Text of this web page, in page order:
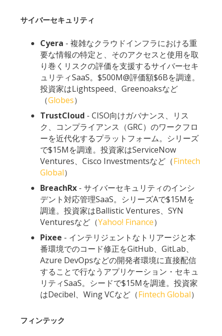
サイバーセキュリティ
Cyera - 複雑なクラウドインフラにおける重
要な情報の特定と、そのアクセスと使用を取
り巻くリスクの評価を支援するサイバーセキ
ュリティSaaS。$500M@評価額$6Bを調達。
投資家はLightspeed、Greenoaksなど
（Globes）
TrustCloud - CISO向けガバナンス、リス
ク、コンプライアンス（GRC）のワークフロ
ーを近代化するプラットフォーム。シリーズ
で$15Mを調達。投資家はServiceNow
Ventures、Cisco Investmentsなど（Fintech
Global）
BreachRx - サイバーセキュリティのインシ
デント対応管理SaaS。シリーズAで$15Mを
調達。投資家はBallistic Ventures、SYN
Venturesなど（Yahoo! Finance）
Pixee - インテリジェントなトリアージと本
番環境でのコード修正をGitHub、GitLab、
Azure DevOpsなどの開発者環境に直接配信
することで行なうアプリケーション・セキュ
リティSaaS。シードで$15Mを調達。投資家
はDecibel、Wing VCなど（Fintech Global）
フィンテック